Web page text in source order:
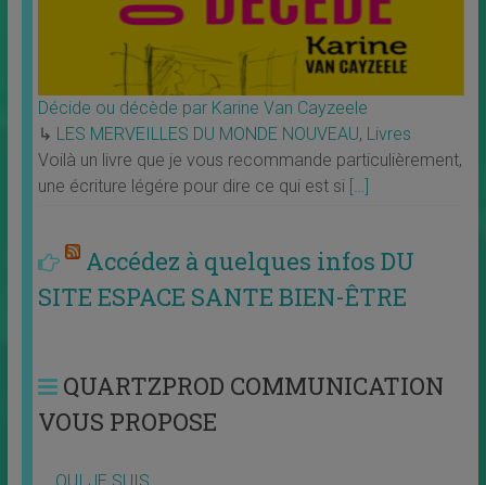
Décide ou décède par Karine Van Cayzeele
↳ LES MERVEILLES DU MONDE NOUVEAU, Livres
Voilà un livre que je vous recommande particulièrement,
une écriture légére pour dire ce qui est si […]
Accédez à quelques infos DU
SITE ESPACE SANTE BIEN-ÊTRE
QUARTZPROD COMMUNICATION
VOUS PROPOSE